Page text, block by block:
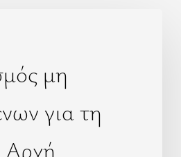
μη
για τη
Αρχή